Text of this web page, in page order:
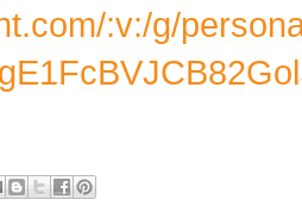
:v:/g/